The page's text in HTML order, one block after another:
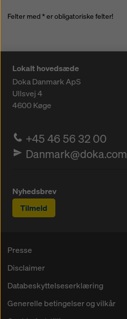
Felter med * er obligatoriske felter!
Lokalt hovedsæde
Doka Danmark ApS
Ullsvej 4
4600Køge
+45 46 56 32 00
Danmark@doka.com
Nyhedsbrev
Tilmeld
Presse
Disclaimer
Databeskyttelseserklæring
Generelle betingelser og vilkår